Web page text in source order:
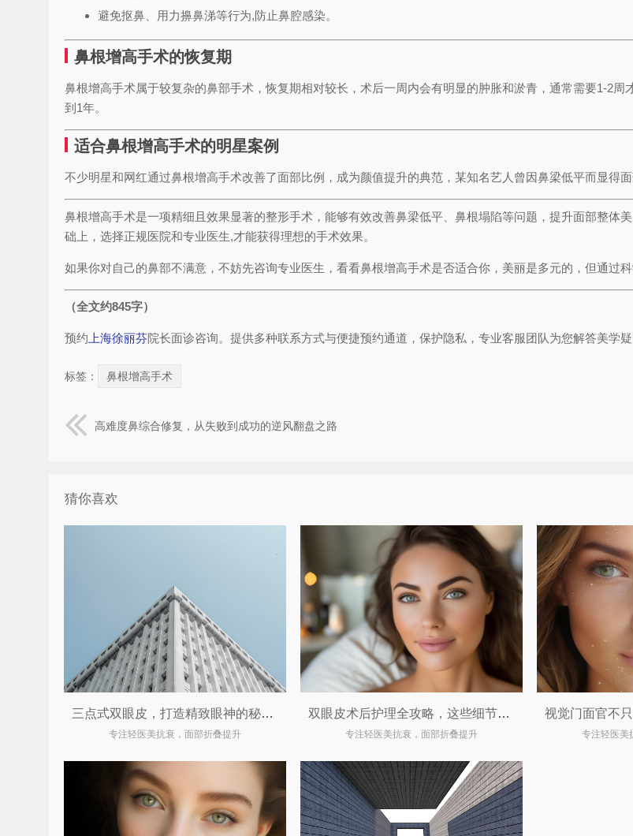
避免抠鼻、用力擤鼻涕等行为,防止鼻腔感染。
鼻根增高手术的恢复期
鼻根增高手术属于较复杂的鼻部手术，恢复期相对较长，术后一周内会有明显的肿胀和淤青，通常需要1-2
到1年。
适合鼻根增高手术的明星案例
不少明星和网红通过鼻根增高手术改善了面部比例，成为颜值提升的典范，某知名艺人曾因鼻梁低平而显得
鼻根增高手术是一项精细且效果显著的整形手术，能够有效改善鼻梁低平、鼻根塌陷等问题，提升面部整体
础上，选择正规医院和专业医生,才能获得理想的手术效果。
如果你对自己的鼻部不满意，不妨先咨询专业医生，看看鼻根增高手术是否适合你，美丽是多元的，但通过
（全文约845字）
预约 上海徐丽芬院长面诊咨询。提供多种联系方式与便捷预约通道，保护隐私，专业客服团队为您解答美学疑
标签： 鼻根增高手术
高难度鼻综合修复，从失败到成功的逆风翻盘之路
猜你喜欢
三点式双眼皮，打造精致眼神的秘密武器
专注轻医美抗衰，面部折叠提升
双眼皮术后护理全攻略，这些细节你一定要知道！
专注轻医美抗衰，面部折叠提升 专注轻医美